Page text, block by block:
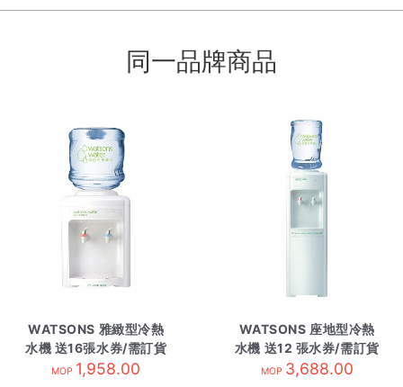
同一品牌商品
WATSONS 雅緻型冷熱
水機 送16張水券/需訂貨
MOP 1,958.00
WATSONS 座地型冷熱
水機 送12 張水券/需訂貨
MOP 3,688.00